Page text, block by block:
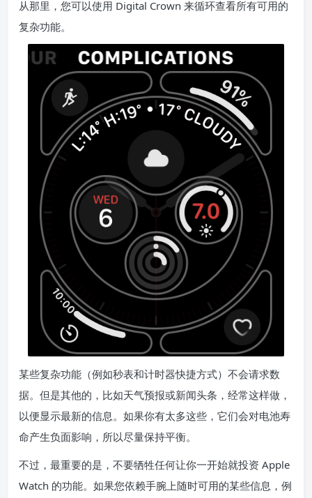
从那里，您可以使用 Digital Crown 来循环查看所有可用的
复杂功能。
某些复杂功能（例如秒表和计时器快捷方式）不会请求数
据。但是其他的，比如天气预报或新闻头条，经常这样做，
以便显示最新的信息。如果你有太多这些，它们会对电池寿
命产生负面影响，所以尽量保持平衡。
不过，最重要的是，不要牺牲任何让你一开始就投资 Apple
Watch 的功能。如果您依赖手腕上随时可用的某些信息，例